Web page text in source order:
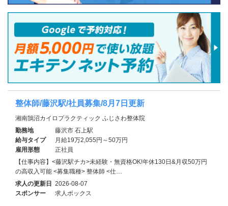
整体師/藤沢駅/社員募集/8月7日更新
湘南鵠沼カイロプラクティック ふじさわ整体院
勤務地
藤沢市 石上駅
給与タイプ
月給19万2,055円～50万円
雇用形態
正社員
【仕事内容】<藤沢駅チカ>未経験・無資格OK!年休130日&月収50万円
の高収入可能 <募集職種> 整体師 <仕…
求人の更新日 2026-08-07
スポンサー
求人ボックス